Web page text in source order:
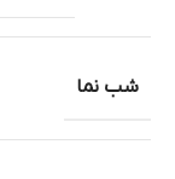
شب نما